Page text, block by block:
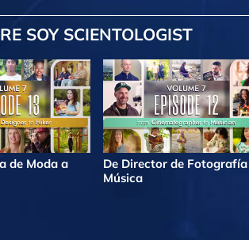
SOY SCIENTOLOGIST
de Moda a
De Director de
Música